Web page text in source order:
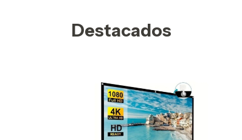
Destacados